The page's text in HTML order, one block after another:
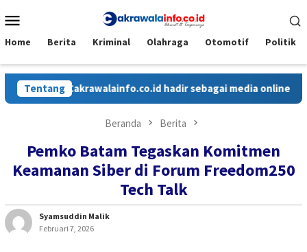
ke
Mobile
Home Berita Kriminal Olahraga Otomotif Politik
Tentang
Cakrawalainfo.co.id hadir sebagai media online yang
Beranda Berita
Pemko Batam Tegaskan Komitmen
Keamanan Siber di Forum Freedom250
Tech Talk
Syamsuddin Malik
Februari 7, 2026